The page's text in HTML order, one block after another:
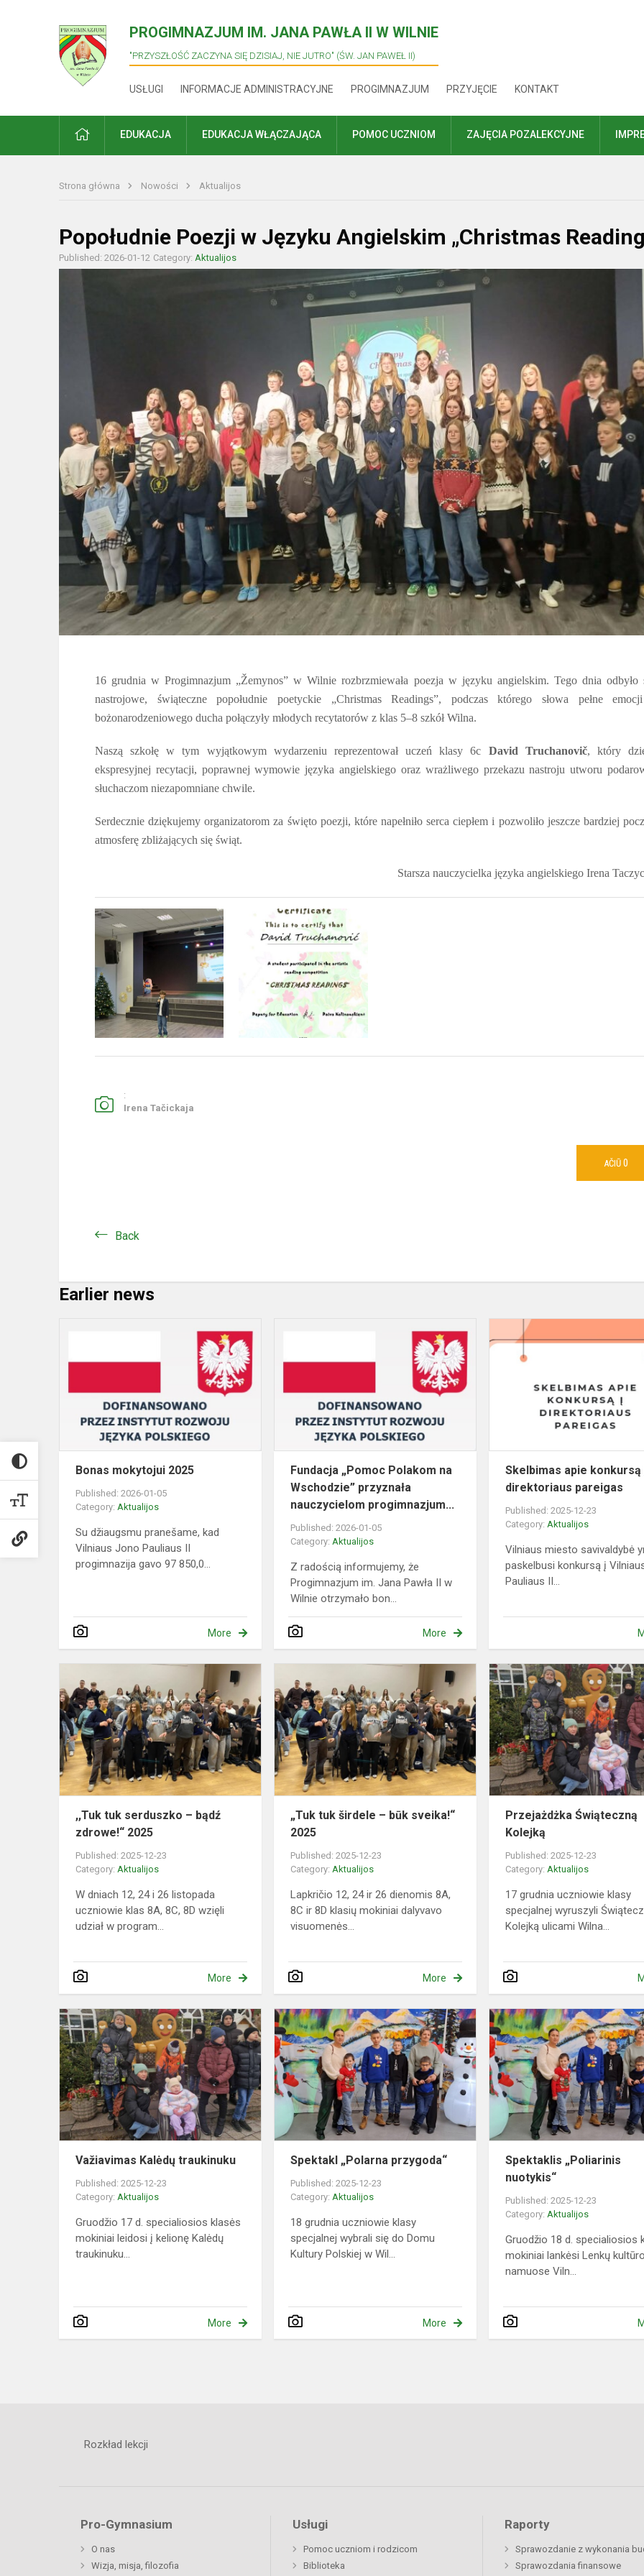
PROGIMNAZJUM IM. JANA PAWŁA II W WILNIE
"PRZYSZŁOŚĆ ZACZYNA SIĘ DZISIAJ, NIE JUTRO" (ŚW. JAN PAWEŁ II)
USŁUGI INFORMACJE ADMINISTRACYJNE PROGIMNAZJUM PRZYJĘCIE KONTAKT
PRADŽIAEDUKACJA EDUKACJA WŁĄCZAJĄCA POMOC UCZNIOM ZAJĘCIA POZALEKCYJNE
Strona główna Nowości Aktualijos
Popołudnie Poezji w Języku Angielskim „Christmas
Published: 2026-01-12 Category: Aktualijos
16 grudnia w Progimnazjum „Žemynos” w Wilnie rozbrzmiewała poezja w języku angielskim. Tego dnia odbyło
nastrojowe, świąteczne popołudnie poetyckie „Christmas Readings”, podczas którego słowa pełne
bożonarodzeniowego ducha połączyły młodych recytatorów z klas 5–8 szkół Wilna.
Naszą szkołę w tym wyjątkowym wydarzeniu reprezentował uczeń klasy 6c David Truchanovič, który
ekspresyjnej recytacji, poprawnej wymowie języka angielskiego oraz wrażliwego przekazu nastroju utworu
słuchaczom niezapomniane chwile.
Serdecznie dziękujemy organizatorom za święto poezji, które napełniło serca ciepłem i pozwoliło jeszcze bardziej
atmosferę zbliżających się świąt.
Starsza nauczycielka języka angielskiego Irena
:
Irena Tačickaja
AČIŪ 0
Back
Earlier news
2025
Bonas mokytojui 2025
Published: 2026-01-05
Category: Aktualijos
Su džiaugsmu pranešame, kad
Vilniaus Jono Pauliaus II
progimnazija gavo 97 850,0...
More
„Pomoc
Polakom
Wschodzie”
Fundacja „Pomoc Polakom na
Wschodzie” przyznała
nauczycielom progimnazjum...
Published: 2026-01-05
Category:Aktualijos
Z radością informujemy, że
Progimnazjum im. Jana Pawła II w
Wilnie otrzymało bon...
More
Skelbimas apie konkursą
direktoriaus pareigas
Published: 2025-12-23
Category:Aktualijos
Vilniaus miesto savivaldybė
paskelbusi konkursą į
Pauliaus II...
tuk
serduszko
–
bądź
zdrowe!“
2025
,,Tuk tuk serduszko – bądź
zdrowe!“ 2025
Published: 2025-12-23
Category: Aktualijos
W dniach 12, 24 i 26 listopada
uczniowie klas 8A, 8C, 8D wzięli
udział w program...
More
„Tuk
tuk
širdele
–
būk
sveika!“
2025
„Tuk tuk širdele – būk sveika!“
2025
Published: 2025-12-23
Category:Aktualijos
Lapkričio 12, 24 ir 26 dienomis 8A,
8C ir 8D klasių mokiniai dalyvavo
visuomenės...
More
Przejażdżka Świąteczną
Kolejką
Published: 2025-12-23
Category:Aktualijos
17 grudnia uczniowie klasy
specjalnej wyruszyli
Kolejką ulicami Wilna...
Važiavimas
Kalėdų
traukinuku
Važiavimas Kalėdų traukinuku
Published: 2025-12-23
Category: Aktualijos
Gruodžio 17 d. specialiosios klasės
mokiniai leidosi į kelionę Kalėdų
traukinuku...
More
Spektakl
„Polarna
przygoda“
Spektakl „Polarna przygoda“
Published: 2025-12-23
Category:Aktualijos
18 grudnia uczniowie klasy
specjalnej wybrali się do Domu
Kultury Polskiej w Wil...
More
Spektaklis „Poliarinis
nuotykis“
Published: 2025-12-23
Category:Aktualijos
Gruodžio 18 d. specialiosios
mokiniai lankėsi Lenkų
namuose Viln...
Rozkład lekcji
Pro-Gymnasium
O nas
Wizja, misja, filozofia
Usługi
Pomoc uczniom i rodzicom
Biblioteka
Raporty
Sprawozdanie z wykonania
Sprawozdania finansowe